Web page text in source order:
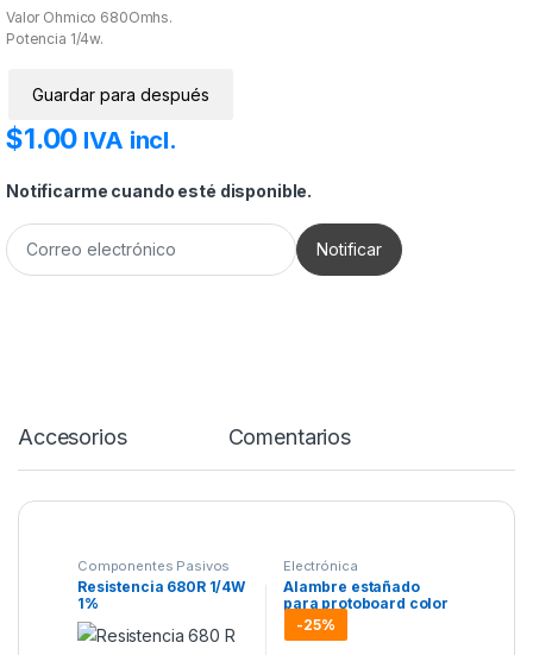
Valor Ohmico 680Omhs.
Potencia 1/4w.
Guardar para después
$1.00 IVA incl.
Notificarme cuando esté disponible.
Accesorios Comentarios
Componentes Pasivos
Resistencia 680R 1/4W
1%
Electrónica
Alambre estañado
para protoboard color
verde 22AWG 1 metro
-25%